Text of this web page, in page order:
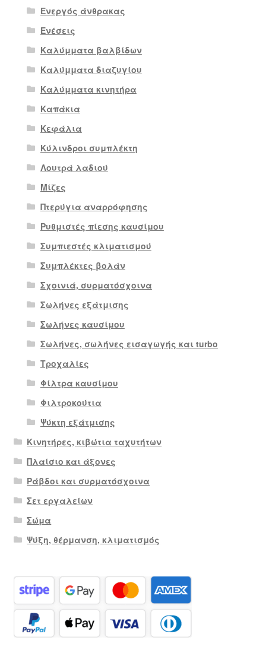
Ενεργός άνθρακας
Ενέσεις
Καλύμματα βαλβίδων
Καλύμματα διαζυγίου
Καλύμματα κινητήρα
Καπάκια
Κεφάλια
Κύλινδροι συμπλέκτη
Λουτρά λαδιού
Μίζες
Πτερύγια αναρρόφησης
Ρυθμιστές πίεσης καυσίμου
Συμπιεστές κλιματισμού
Συμπλέκτες βολάν
Σχοινιά, συρματόσχοινα
Σωλήνες εξάτμισης
Σωλήνες καυσίμου
Σωλήνες, σωλήνες εισαγωγής και turbo
Τροχαλίες
Φίλτρα καυσίμου
Φιλτροκούτια
Ψύκτη εξάτμισης
Κινητήρες, κιβώτια ταχυτήτων
Πλαίσιο και άξονες
Ράβδοι και συρματόσχοινα
Σετ εργαλείων
Σώμα
Ψύξη, θέρμανση, κλιματισμός